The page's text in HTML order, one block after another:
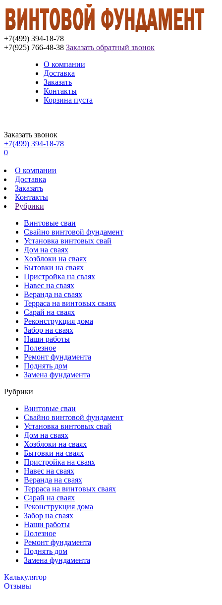
+7(499) 394-18-78
+7(925) 766-48-38 Заказать обратный звонок
О компании
Доставка
Заказать
Контакты
Корзина пуста
Заказать звонок
+7(499) 394-18-78
0
О компании
Доставка
Заказать
Контакты
Рубрики
Винтовые сваи
Свайно винтовой фундамент
Установка винтовых свай
Дом на сваях
Хозблоки на сваях
Бытовки на сваях
Пристройка на сваях
Навес на сваях
Веранда на сваях
Терраса на винтовых сваях
Cарай на сваях
Реконструкция дома
Забор на сваях
Наши работы
Полезное
Ремонт фундамента
Поднять дом
Замена фундамента
Рубрики
Винтовые сваи
Свайно винтовой фундамент
Установка винтовых свай
Дом на сваях
Хозблоки на сваях
Бытовки на сваях
Пристройка на сваях
Навес на сваях
Веранда на сваях
Терраса на винтовых сваях
Cарай на сваях
Реконструкция дома
Забор на сваях
Наши работы
Полезное
Ремонт фундамента
Поднять дом
Замена фундамента
Калькулятор
Отзывы